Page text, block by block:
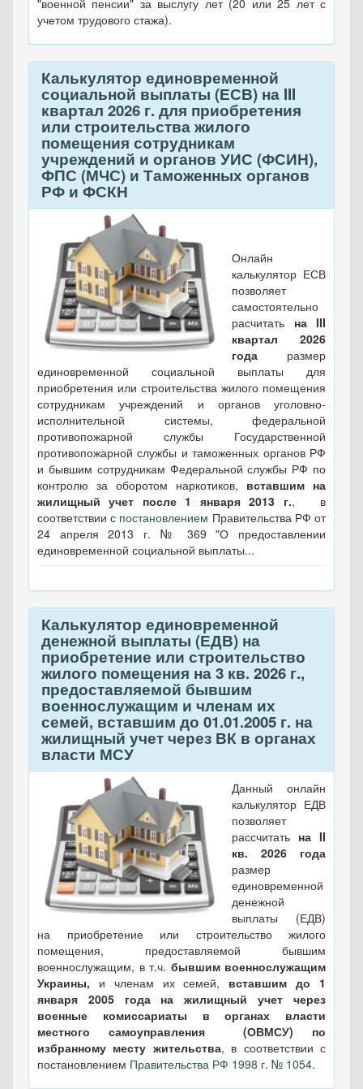
"военной пенсии" за выслугу лет (20 или 25 лет с
учетом трудового стажа).
Калькулятор единовременной
социальной выплаты (ЕСВ) на III
квартал 2026 г. для приобретения
или строительства жилого
помещения сотрудникам
учреждений и органов УИС (ФСИН),
ФПС (МЧС) и Таможенных органов
РФ и ФСКН
Онлайн
калькулятор ЕСВ
позволяет
самостоятельно
расчитать на III
квартал 2026
года размер
единовременной социальной выплаты для
приобретения или строительства жилого помещения
сотрудникам учреждений и органов уголовно-
исполнительной системы, федеральной
противопожарной службы Государственной
противопожарной службы и таможенных органов РФ
и бывшим сотрудникам Федеральной службы РФ по
контролю за оборотом наркотиков, вставшим на
жилищный учет после 1 января 2013 г., в
соответствии с постановлением Правительства РФ от
24 апреля 2013 г. № 369 "О предоставлении
единовременной социальной выплаты...
Калькулятор единовременной
денежной выплаты (ЕДВ) на
приобретение или строительство
жилого помещения на 3 кв. 2026 г.,
предоставляемой бывшим
военнослужащим и членам их
семей, вставшим до 01.01.2005 г. на
жилищный учет через ВК в органах
власти МСУ
Данный онлайн
калькулятор ЕДВ
позволяет
рассчитать на II
кв. 2026 года
размер
единовременной
денежной
выплаты (ЕДВ)
на приобретение или строительство жилого
помещения, предоставляемой бывшим
военнослужащим, в т.ч. бывшим военнослужащим
Украины, и членам их семей, вставшим до 1
января 2005 года на жилищный учет через
военные комиссариаты в органах власти
местного самоуправления (ОВМСУ) по
избранному месту жительства, в соответствии с
постановлением Правительства РФ 1998 г. № 1054.